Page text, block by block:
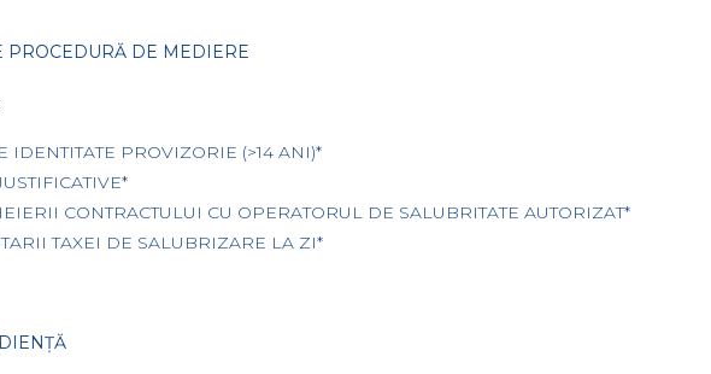
PROCEDURĂ DE MEDIERE
IDENTITATE PROVIZORIE (>14 ANI)*
CONTRACTULUI CU OPERATORUL DE SALUBRITATE AUTORIZAT*
TAXEI DE SALUBRIZARE LA ZI*